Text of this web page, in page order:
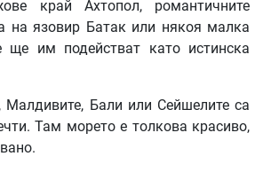
край Ахтопол, романтичните
на язовир Батак или някоя малка
им подействат като истинска
Малдивите, Бали или Сейшелите са
Там морето е толкова красиво,